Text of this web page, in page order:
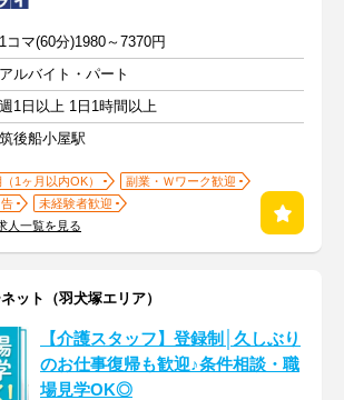
1コマ(60分)1980～7370円
アルバイト・パート
週1日以上 1日1時間以上
筑後船小屋駅
1ヶ月以内OK）
副業・Ｗワーク歓迎
未経験者歓迎
人一覧を見る
ット（羽犬塚エリア）
【介護スタッフ】登録制│久しぶり
のお仕事復帰も歓迎♪条件相談・職
場見学OK◎